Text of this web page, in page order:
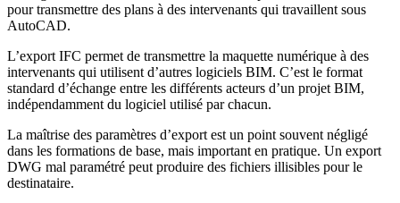
pour transmettre des plans à des intervenants qui travaillent sous
AutoCAD.
L’export IFC permet de transmettre la maquette numérique à des
intervenants qui utilisent d’autres logiciels BIM. C’est le format
standard d’échange entre les différents acteurs d’un projet BIM,
indépendamment du logiciel utilisé par chacun.
La maîtrise des paramètres d’export est un point souvent négligé
dans les formations de base, mais important en pratique. Un export
DWG mal paramétré peut produire des fichiers illisibles pour le
destinataire.